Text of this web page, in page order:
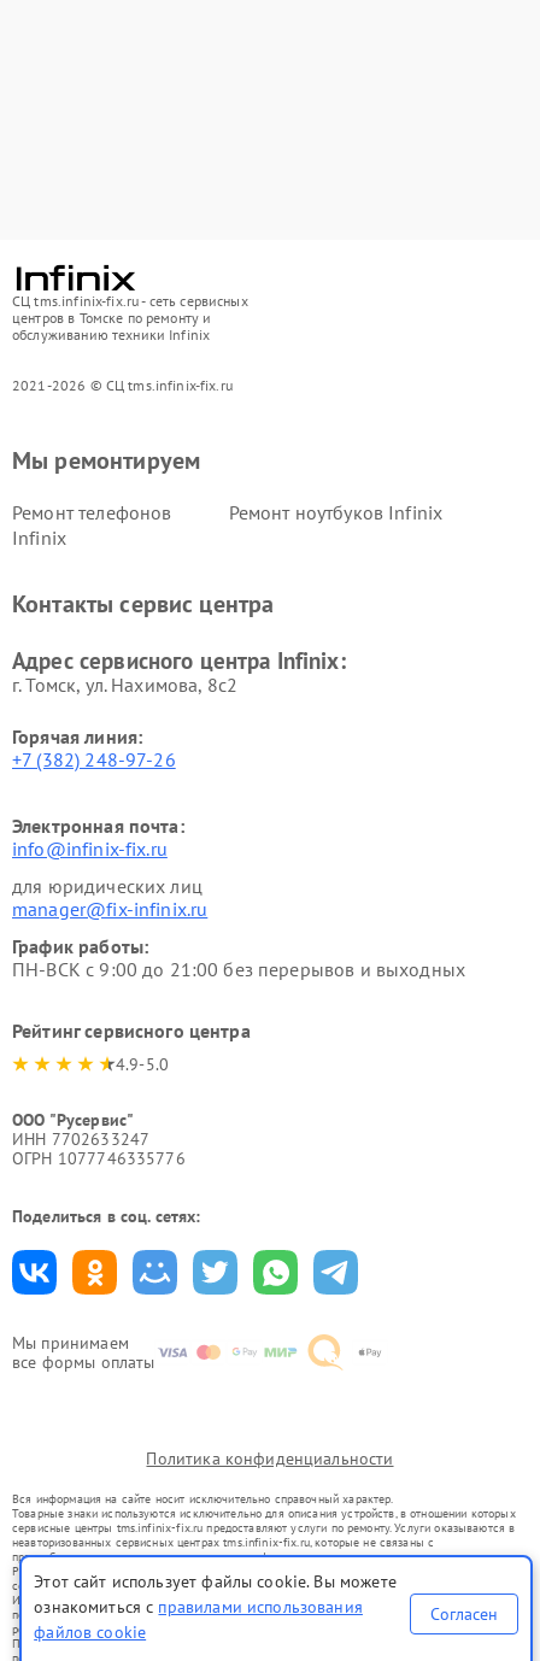
СЦ tms.infinix-fix.ru - сеть сервисных
центров в Томске по ремонту и
обслуживанию техники Infinix
2021-2026 © СЦ tms.infinix-fix.ru
Мы принимаем
все формы оплаты
Мы ремонтируем
Ремонт телефонов
Infinix
Ремонт ноутбуков Infinix
Контакты сервис центра
Адрес сервисного центра Infinix:
г. Томск, ул. Нахимова, 8с2
Горячая линия:
+7 (382) 248-97-26
Электронная почта:
info@infinix-fix.ru
для юридических лиц
manager@fix-infinix.ru
График работы:
ПН-ВСК с 9:00 до 21:00 без перерывов и выходных
Рейтинг сервисного центра
4.9-5.0
ООО "Русервис"
ИНН 7702633247
ОГРН 1077746335776
Поделиться в соц. сетях:
Политика конфиденциальности
Вся информация на сайте носит исключительно справочный характер.
Товарные знаки используются исключительно для описания устройств, в отношении которых
сервисные центры tms.infinix-fix.ru предоставляют услуги по ремонту. Услуги оказываются в
неавторизованных сервисных центрах tms.infinix-fix.ru, которые не связаны с
правообладателями товарных знаков или их официальными представителями.
Ремонт осуществляется для устройств, уже введенных в гражданский оборот в соответствии
со статьей 1487 ГК РФ.
Использование товарных знаков не преследует цели индивидуализации услуг или введения
потребителей в заблуждение, а служит для информирования о предоставляемых услугах по
ремонту техники указанных брендов.
Представленная на сайте информация не является публичной офертой, определяемой
Этот сайт использует файлы cookie. Вы можете
ознакомиться с правилами использования
файлов cookie
Согласен